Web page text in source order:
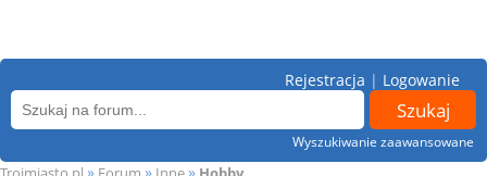
Wyszukiwanie zaawansowane
Rejestracja | Logowanie